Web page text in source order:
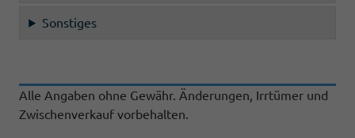
Sonstiges
Alle Angaben ohne Gewähr. Änderungen, Irrtümer und
Zwischenverkauf vorbehalten.